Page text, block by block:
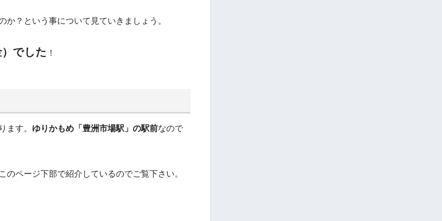
？という事について見ていきましょう。
でした ！
ます。 ゆりかもめ「豊洲市場駅」の駅前なので
ページ下部で紹介しているのでご覧下さい。